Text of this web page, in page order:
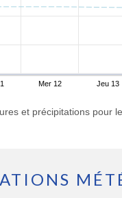
Mer 12 Jeu 13
et précipitations pour